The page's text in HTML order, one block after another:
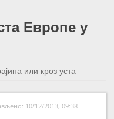
Европе у
или кроз уста
Следећа вест →
10/12/2013, 09:38